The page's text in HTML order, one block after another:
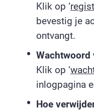
Klik op ‘
bevestig je
ontvangt.
Wachtwoord
Klik op ‘
inlogpagina
Hoe